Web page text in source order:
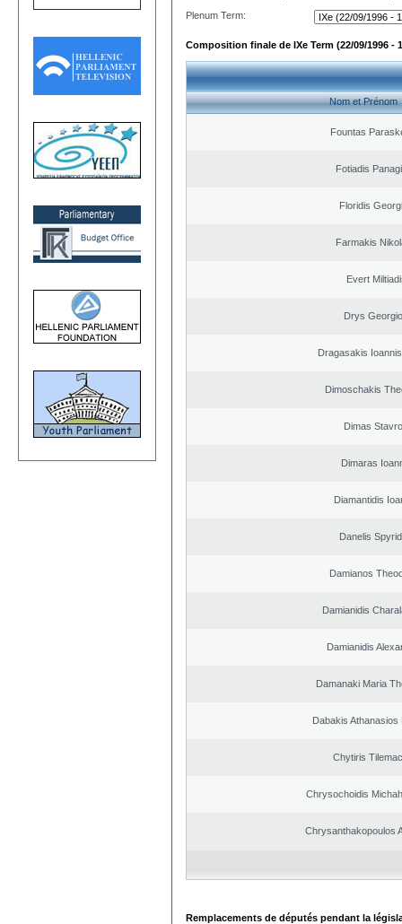
Plenum Term:
Composition finale de IXe Term (22/09/1996 -
Nom et Prénom
Fountas
Fotiadis
Floridis
Farmakis
Evert
Drys
Dragasakis
Dimoschakis
Dimas
Dimaras
Diamantidis
Danelis
Damianos
Damianidis
Damianidis
Damanaki Maria
Dabakis Athanasios
Chytiris
Chrysochoidis
Chrysanthakopoulos
Remplacements de députés pendant la